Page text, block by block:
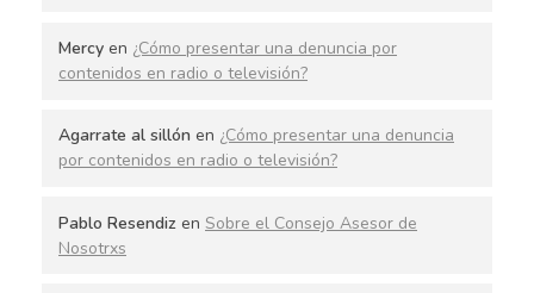
Mercy en ¿Cómo presentar una denuncia por
contenidos en radio o televisión?
Agarrate al sillón en ¿Cómo presentar una denuncia
por contenidos en radio o televisión?
Pablo Resendiz en Sobre el Consejo Asesor de
Nosotrxs